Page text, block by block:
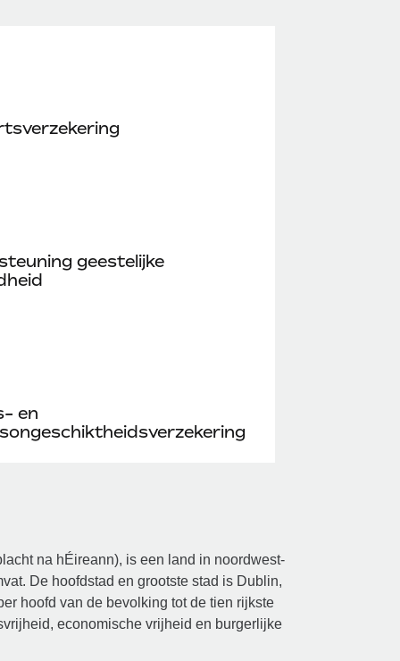
geestelijke
en
na hÉireann), is een land in noordwest-
De hoofdstad en grootste stad is Dublin,
hoofd van de bevolking tot de tien rijkste
economische vrijheid en burgerlijke